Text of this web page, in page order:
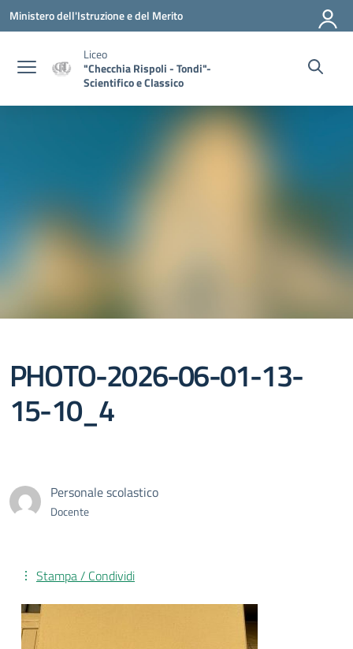
Vai ai contenuti
Vai al menu di navigazione
Vai al footer
Ministero dell'Istruzione e del Merito
Liceo
"Checchia Rispoli - Tondi"-
Scientifico e Classico
PHOTO-2026-06-01-13-
15-10_4
Personale scolastico
Docente
Stampa / Condividi